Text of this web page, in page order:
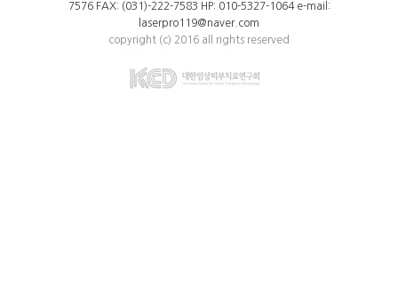
7576 FAX: (031)-222-7583 HP: 010-5327-1064 e-mail:
laserpro119@naver.com
copyright (c) 2016 all rights reserved